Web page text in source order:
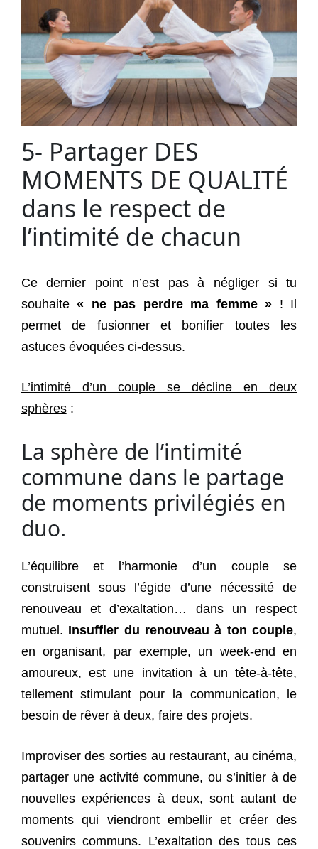
5- Partager DES
MOMENTS DE QUALITÉ
dans le respect de
l’intimité de chacun
Ce dernier point n’est pas à négliger si tu
souhaite« ne pas perdre ma femme » ! Il
permet de fusionner et bonifier toutes les
astuces évoquées ci-dessus.
L’intimité d’un couple se décline en deux
sphères:
La sphère de l’intimité
commune dans le partage
de moments privilégiés en
duo.
L’équilibre et l’harmonie d’un couple se
construisent sous l’égide d’une nécessité de
renouveau et d’exaltation… dans un respect
mutuel. Insuffler du renouveau à ton couple,
en organisant, par exemple, un week-end en
amoureux, est une invitation à un tête-à-tête,
tellement stimulant pour la communication, le
besoin de rêver à deux, faire des projets.
Improviser des sorties au restaurant, au cinéma,
partager une activité commune, ou s’initier à de
nouvelles expériences à deux, sont autant de
moments qui viendront embellir et créer des
souvenirs communs. L’exaltation des tous ces